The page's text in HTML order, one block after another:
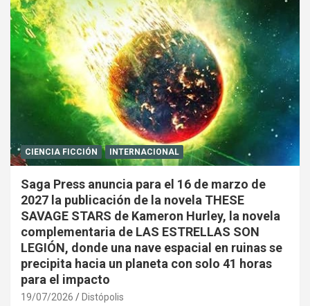
CIENCIA FICCIÓN INTERNACIONAL
Saga Press anuncia para el 16 de marzo de
2027 la publicación de la novela THESE
SAVAGE STARS de Kameron Hurley, la novela
complementaria de LAS ESTRELLAS SON
LEGIÓN, donde una nave espacial en ruinas se
precipita hacia un planeta con solo 41 horas
para el impacto
19/07/2026 Distópolis